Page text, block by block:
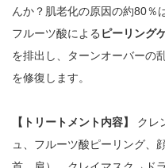
んか？肌老化の原因の約80％
フルーツ酸による ピーリング
を排出し、ターンオーバーの
を修復します。
【トリートメント内容】 クレ
ュ、フルーツ酸ピーリング、